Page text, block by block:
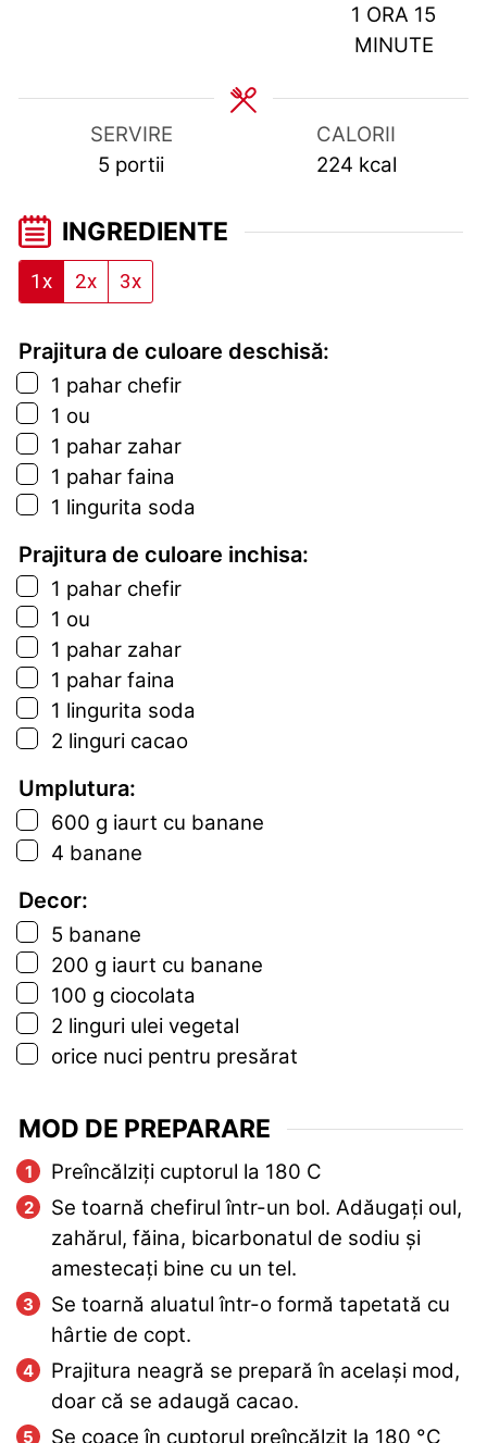
1 HOUR
ORA 15
MINUTE
SERVIRE
5 portii
CALORII
224 kcal
INGREDIENTE
1x 2x 3x
Prajitura de culoare deschisă:
▢
1 pahar chefir
▢
1 ou
▢
1 pahar zahar
▢
1 pahar faina
▢
1 lingurita soda
Prajitura de culoare inchisa:
▢
1 pahar chefir
▢
1 ou
▢
1 pahar zahar
▢
1 pahar faina
▢
1 lingurita soda
▢
2 linguri cacao
Umplutura:
▢
600 g iaurt cu banane
▢
4 banane
Decor:
▢
5 banane
▢
200 g iaurt cu banane
▢
100 g ciocolata
▢
2 linguri ulei vegetal
▢
orice nuci pentru presărat
MOD DE PREPARARE
Preîncălziți cuptorul la 180 C
Se toarnă chefirul într-un bol. Adăugați oul,
zahărul, făina, bicarbonatul de sodiu și
amestecați bine cu un tel.
Se toarnă aluatul într-o formă tapetată cu
hârtie de copt.
Prajitura neagră se prepară în același mod,
doar că se adaugă cacao.
Se coace în cuptorul preîncălzit la 180 °C